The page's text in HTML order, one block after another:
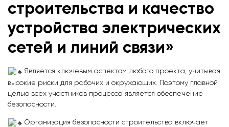
строительства и качество
устройства электрических
сетей и линий связи»
Является ключевым аспектом любого проекта, учитывая
высокие риски для рабочих и окружающих. Поэтому главной
целью всех участников процесса является обеспечение
безопасности.
Организация безопасности строительства включает